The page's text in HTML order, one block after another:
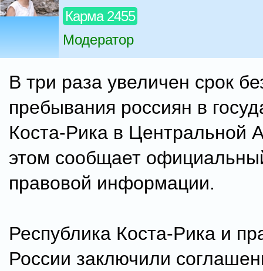
Карма 2455
Модератор
В три раза увеличен срок
пребывания россиян в
Коста-Рика в Центральной
этом сообщает
правовой информации.
Республика Коста-Рика и
России заключили